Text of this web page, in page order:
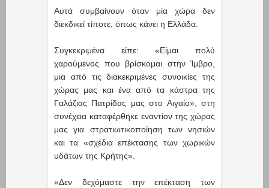
Αυτά συμβαίνουν όταν μία χώρα δεν
διεκδικεί τίποτε, όπως κάνει η Ελλάδα.
Συγκεκριμένα είπε: «Είμαι πολύ
χαρούμενος που βρίσκομαι στην Ίμβρο,
μια από τις διακεκριμένες συνοικίες της
χώρας μας και ένα από τα κάστρα της
Γαλάζιας Πατρίδας μας στο Αιγαίο», στη
συνέχεια καταφέρθηκε εναντίον της χώρας
μας για στρατιωτικοποίηση των νησιών
και τα «σχέδια επέκτασης των χωρικών
υδάτων της Κρήτης».
«Δεν δεχόμαστε την επέκταση των